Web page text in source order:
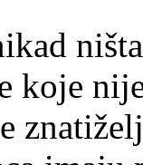
koje